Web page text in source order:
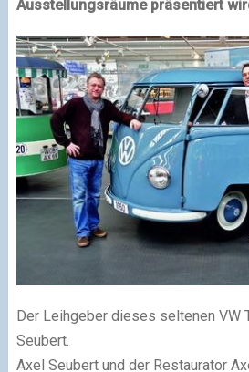
Ausstellungsräume präsentiert
Der Leihgeber dieses seltenen VW
Seubert.
Axel Seubert und der Restaurator